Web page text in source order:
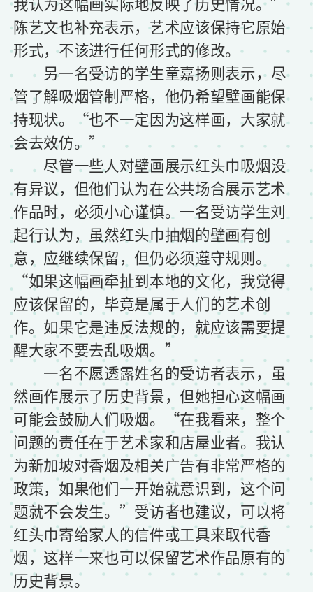
陈艺文也补充表示，艺术应该保持它原始
形式，不该进行任何形式的修改。
另一名受访的学生童嘉扬则表示，尽
管了解吸烟管制严格，他仍希望壁画能保
持现状。“也不一定因为这样画，大家就
会去效仿。”
尽管一些人对壁画展示红头巾吸烟没
有异议，但他们认为在公共场合展示艺术
作品时，必须小心谨慎。一名受访学生刘
起行认为，虽然红头巾抽烟的壁画有创
意，应继续保留，但仍必须遵守规则。
“如果这幅画牵扯到本地的文化，我觉得
应该保留的，毕竟是属于人们的艺术创
作。如果它是违反法规的，就应该需要提
醒大家不要去乱吸烟。”
一名不愿透露姓名的受访者表示，虽
然画作展示了历史背景，但她担心这幅画
可能会鼓励人们吸烟。“在我看来，整个
问题的责任在于艺术家和店屋业者。我认
为新加坡对香烟及相关广告有非常严格的
政策，如果他们一开始就意识到，这个问
题就不会发生。”受访者也建议，可以将
红头巾寄给家人的信件或工具来取代香
烟，这样一来也可以保留艺术作品原有的
历史背景。